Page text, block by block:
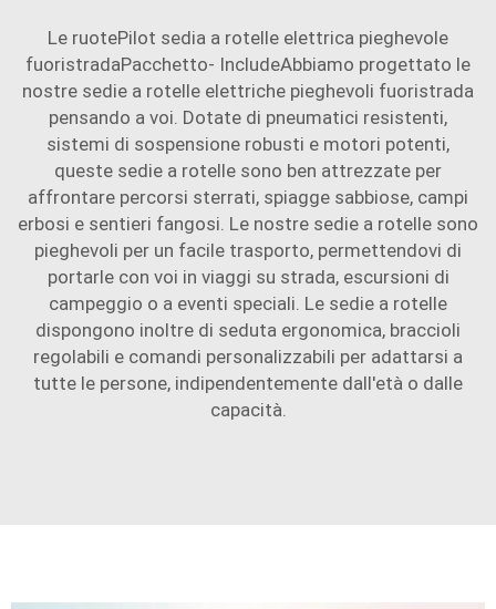
Le ruotePilot sedia a rotelle elettrica pieghevole
fuoristradaPacchetto- IncludeAbbiamo progettato le
nostre sedie a rotelle elettriche pieghevoli fuoristrada
pensando a voi. Dotate di pneumatici resistenti,
sistemi di sospensione robusti e motori potenti,
queste sedie a rotelle sono ben attrezzate per
affrontare percorsi sterrati, spiagge sabbiose, campi
erbosi e sentieri fangosi. Le nostre sedie a rotelle sono
pieghevoli per un facile trasporto, permettendovi di
portarle con voi in viaggi su strada, escursioni di
campeggio o a eventi speciali. Le sedie a rotelle
dispongono inoltre di seduta ergonomica, braccioli
regolabili e comandi personalizzabili per adattarsi a
tutte le persone, indipendentemente dall'età o dalle
capacità.